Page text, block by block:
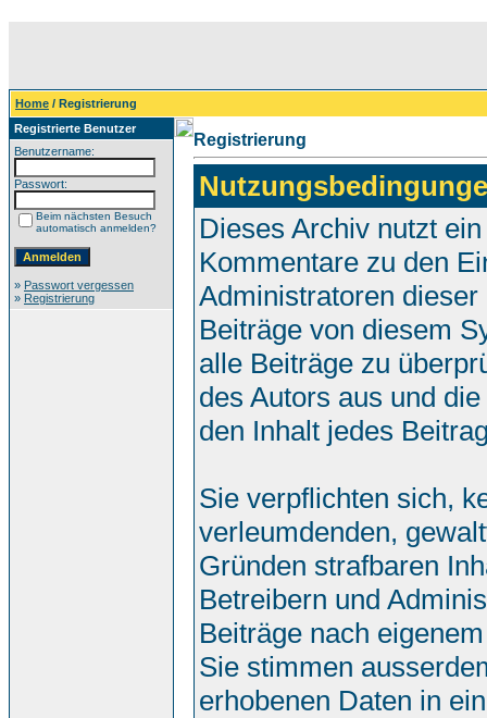
Home / Registrierung
Registrierte Benutzer
Benutzername:
Passwort:
Beim nächsten Besuch
automatisch anmelden?
» Passwort vergessen
» Registrierung
Registrierung
Dieses Archiv nutzt
Kommentare zu den
Administratoren
Beiträge von diesem
alle Beiträge zu
des Autors aus und
den Inhalt jedes
Sie verpflichten sich,
verleumdenden,
Gründen strafbaren
Betreibern und
Beiträge nach
Sie stimmen
erhobenen Daten in